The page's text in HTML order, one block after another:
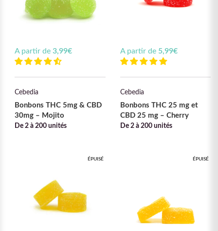
A partir de 3,99€
Cebedia
Bonbons THC 5mg & CBD
30mg – Mojito
De 2 à 200 unités
A partir de 5,99€
Cebedia
Bonbons THC 25 mg et
CBD 25 mg – Cherry
De 2 à 200 unités
ÉPUISÉ ÉPUISÉ